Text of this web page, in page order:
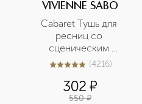
VIVIENNE SABO
Сabaret Тушь для
ресниц со
сценическим
эффектом Суперобъем
5из 54216 (4216)
302 ¤
550 ¤